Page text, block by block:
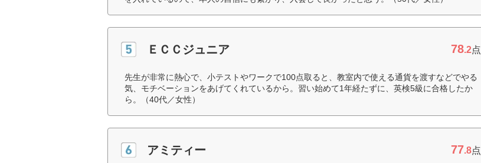
ＥＣＣジュニア 78.2点
先生が非常に熱心で、小テストやワークで100点取ると、教室内で使える通貨を渡すなどでやる
気、モチベーションをあげてくれているから。習い始めて1年経たずに、英検5級に合格したか
ら。（40代／女性）
アミティー 77.8点